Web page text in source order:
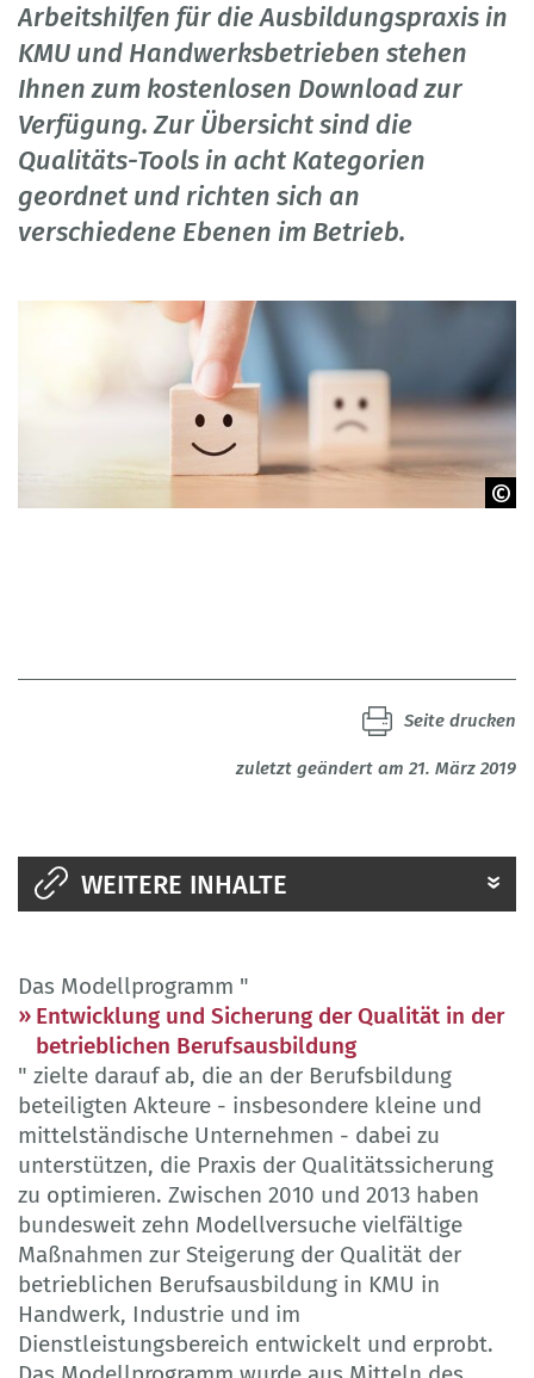
Arbeitshilfen für die Ausbildungspraxis in
KMU und Handwerksbetrieben stehen
Ihnen zum kostenlosen Download zur
Verfügung. Zur Übersicht sind die
Qualitäts-Tools in acht Kategorien
geordnet und richten sich an
verschiedene Ebenen im Betrieb.
zuletzt geändert am 21. März 2019
Seite drucken
WEITERE INHALTE
Das Modellprogramm "
Entwicklung und Sicherung der Qualität in der
betrieblichen Berufsausbildung
" zielte darauf ab, die an der Berufsbildung
beteiligten Akteure - insbesondere kleine und
mittelständische Unternehmen - dabei zu
unterstützen, die Praxis der Qualitätssicherung
zu optimieren. Zwischen 2010 und 2013 haben
bundesweit zehn Modellversuche vielfältige
Maßnahmen zur Steigerung der Qualität der
betrieblichen Berufsausbildung in KMU in
Handwerk, Industrie und im
Dienstleistungsbereich entwickelt und erprobt.